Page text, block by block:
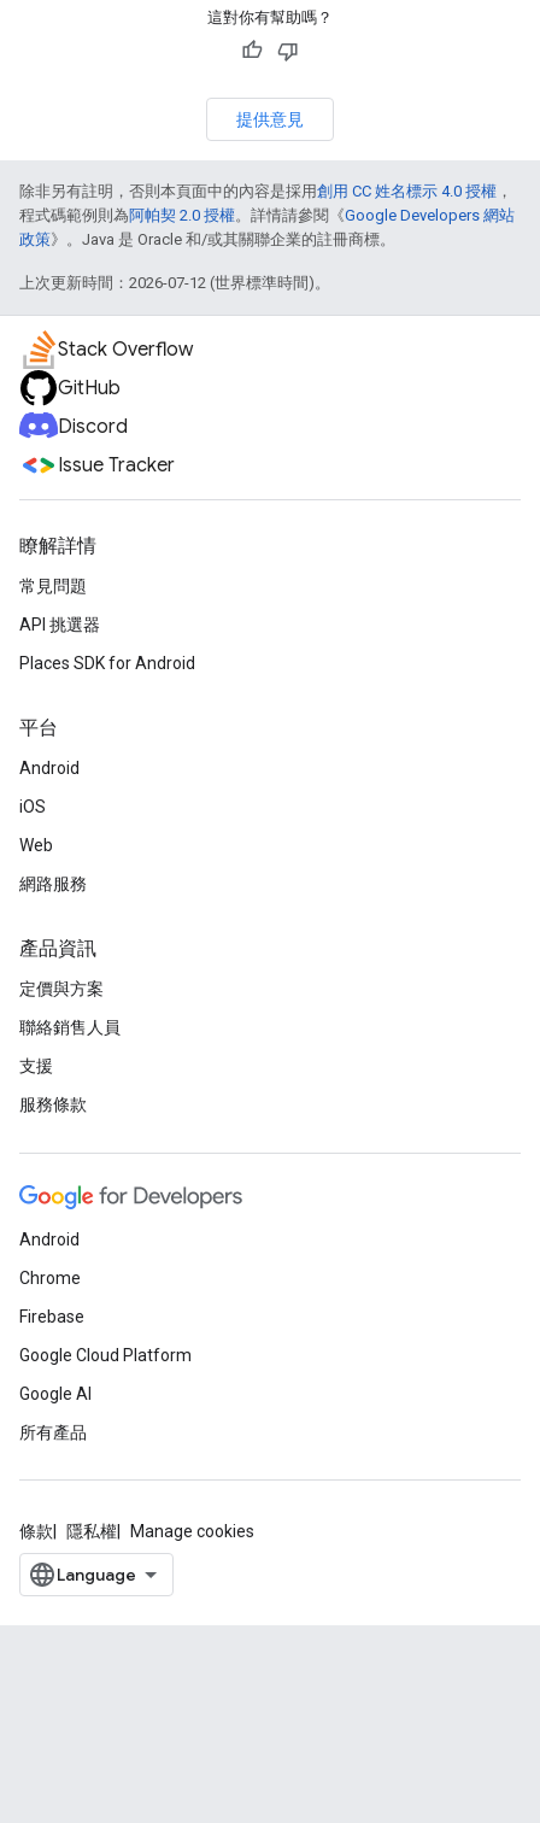
這對你有幫助嗎？
提供意見
除非另有註明，否則本頁面中的內容是採用創用 CC 姓名標示 4.0 授權 ，
程式碼範例則為阿帕契 2.0 授權。詳情請參閱《Google Developers 網站
政策》。Java 是 Oracle 和/或其關聯企業的註冊商標。
上次更新時間：2026-07-12 (世界標準時間)。
Stack Overflow
GitHub
Discord
Issue Tracker
瞭解詳情
常見問題
API 挑選器
Places SDK for Android
平台
Android
iOS
Web
網路服務
產品資訊
定價與方案
聯絡銷售人員
支援
服務條款
Android
Chrome
Firebase
Google Cloud Platform
Google AI
所有產品
條款 隱私權 Manage cookies